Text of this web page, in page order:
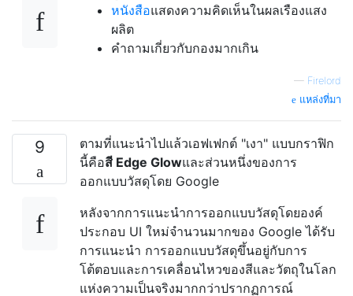
หนังสือแสดงความคิดเห็นในผลเรืองแสง
ผลิต
คำถามเกี่ยวกับกองมากเกิน
— Firelord
แหล่งที่มา
9
ตามที่แนะนำไปแล้วเอฟเฟกต์ "เงา" แบบกราฟิก
นี้คือสี Edge Glowและส่วนหนึ่งของการ
ออกแบบวัสดุโดย Google
หลังจากการแนะนำการออกแบบวัสดุโดยองค์
ประกอบ UI ใหม่จำนวนมากของ Google ได้รับ
การแนะนำ การออกแบบวัสดุขึ้นอยู่กับการ
โต้ตอบและการเคลื่อนไหวของสีและวัตถุในโลก
แห่งความเป็นจริงมากกว่าปรากฏการณ์